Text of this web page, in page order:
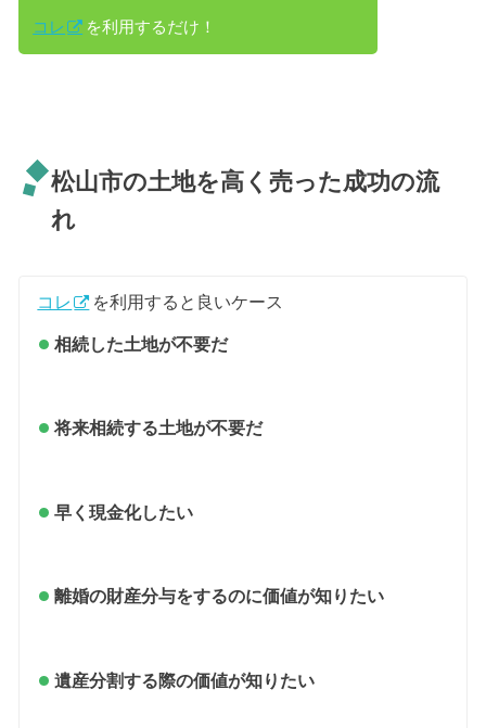
コレ を利用するだけ！
松山市の土地を高く売った成功の流
れ
コレ を利用すると良いケース
相続した土地が不要だ
将来相続する土地が不要だ
早く現金化したい
離婚の財産分与をするのに価値が知りたい
遺産分割する際の価値が知りたい